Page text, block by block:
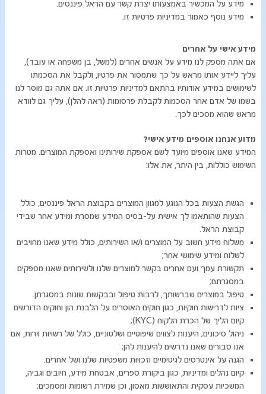
מידע על המכשיר באמצעותו יצרת קשר עם הראל פיננסים.
מידע נוסף כאמור במדיניות פרטיות זו.
מידע אישי על אחרים
אם אתה מספק לנו מידע על אנשים אחרים (למשל, בן משפחה או עובד),
עליך ליידע אותו מראש על כך שתמסור את פרטיו, ולקבל את הסכמתו
לשימושים במידע אודותיו בהתאם למדיניות פרטיות זו. אם אתה גם מוסר לנו
בשמו של אדם אחר הסכמות לקבלת פרסומות (ראה להלן), עליך גם לוודא
מראש שהוא מסכים לכך.
​מדוע אנחנו אוספים מידע אישי?
המידע שאנו אוספים מיועד לשם אספקת שירותינו ואספקת המוצרים. מטרות
השימוש כוללות, בין היתר, את אלו:
הגשת הצעות בכל הנוגע למגוון המוצרים בקבוצת הראל פיננסים, כולל
הצעות שהותאמו לך אישית על-בסיס המידע שמסרת ומידע אחר שבידי
קבוצת הראל.
משלוח מידע חשוב על המוצרים ו/או השירותים, כולל מידע שאנו מחויבים
לשלוח ומידע שימושי אחר;
תקשורת עמך ועם אחרים בקשר למוצרים שלנו ולשירותים שאנו מספקים
במסגרתם;
טיפול במוצרים שברשותך, לרבות טיפול ובבקשות שונות במסגרתן.
ציות לדרישות חוקיות, כגון חוקים האוסרים על הלבנת הון וחוקים הדורשים
קיום הליך של הכרת הלקוח (KYC);
ניהול סיכונים; היענות לצווים שיפוטיים ושלטוניים, כולל של רשויות זרות, אם
אנו סבורים שאנו נדרשים להיענות להן;
הגנה על אינטרסים לגיטימיים וזכויות משפטיות שלנו ושל אחרים.
קיום נהלים ומדיניות, כגון ביקורת ספרים, אבטחת מידע, חיובים וגביה,
המשכיות עסקית והתאוששות מאסון, וכן שמירת רשומות ומסמכים;